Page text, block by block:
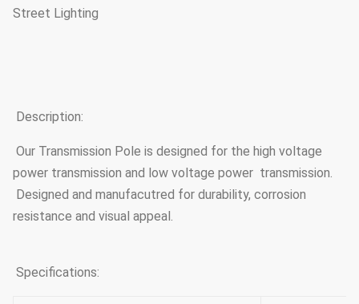
Street Lighting
Description:
Our Transmission Pole is designed for the high voltage
power transmission and low voltage power transmission.
Designed and manufacutred for durability, corrosion
resistance and visual appeal.
Specifications: